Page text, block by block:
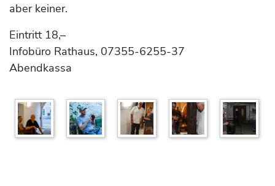
aber keiner.
Eintritt 18,–
Infobüro Rathaus, 07355-6255-37
Abendkassa